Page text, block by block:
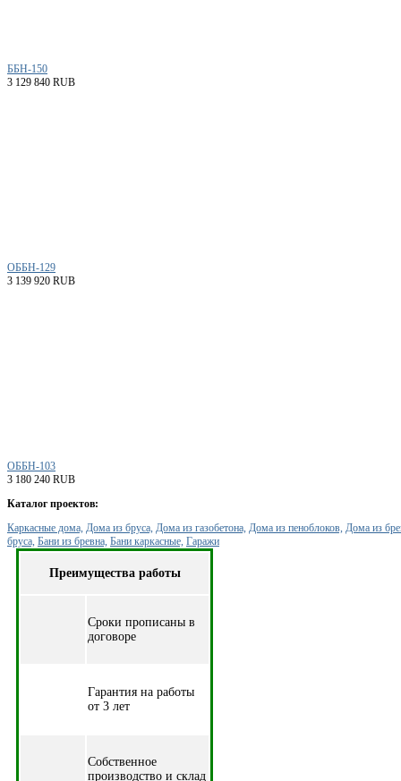
ББН-150
3 129 840 RUB
ОББН-129
3 139 920 RUB
ОББН-103
3 180 240 RUB
Каталог проектов:
Каркасные дома, Дома из бруса, Дома из газобетона, Дома из пеноблоков, Дома из
бруса, Бани из бревна, Бани каркасные, Гаражи
Преимущества работы
Cроки прописаны в
договоре
Гарантия на работы
от 3 лет
Собственное
производство и склад